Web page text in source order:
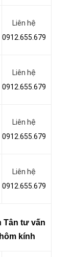
Liên hệ
0912.655.679
Liên hệ
0912.655.679
Liên hệ
0912.655.679
Liên hệ
0912.655.679
Tân tư vấn
kính